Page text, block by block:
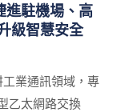
TEAMPROS 專
，聯手譜威科
與VCA
近日於高雄舉辦
2025」，齊聚
進駐機場、高
級智慧安全
業通訊領域，專
乙太網路交換